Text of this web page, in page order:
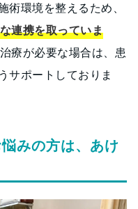
術環境を整えるため、
連携を取っていま
療が必要な場合は、患
サポートしておりま
みの方は、あけ